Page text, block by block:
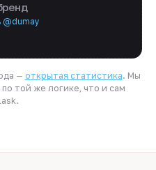
@dumay
— открытая статистика. Мы
той же логике, что и сам